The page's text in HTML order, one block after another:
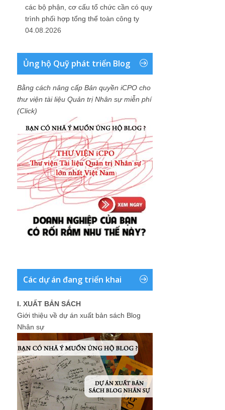
các bộ phận, cơ cấu tổ chức cần có quy
trình phối hợp tổng thể toàn công ty
04.08.2026
Ủng hộ Quỹ phát triển Blog
Bằng cách nâng cấp Bản quyền iCPO cho
thư viện tài liệu Quản trị Nhân sự miễn phí
(Click)
Các dự án đang triển khai
I. XUẤT BẢN SÁCH
Giới thiệu về dự án xuất bản sách Blog
Nhân sự